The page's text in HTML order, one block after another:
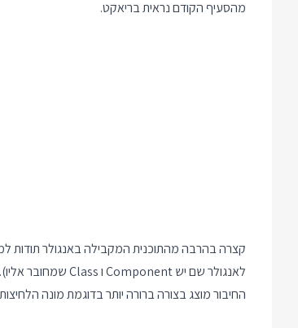
מהסעיף הקודם נראית בריאקט.
קצרה בהרבה מהתוכנית המקבילה באנגולר תודות
לאנגולר שם יש Component ו Class שמחובר אליו). ה Class בריאקט, כלומר הלוגיקה, נשמר יחד עם התצוגה ולא ניתן להפריד ביניהם.
החיבור מוצג בצורה ברורה יותר בדוגמת מונה